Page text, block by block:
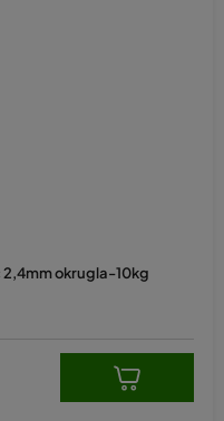
2,4mm okrugla-10kg